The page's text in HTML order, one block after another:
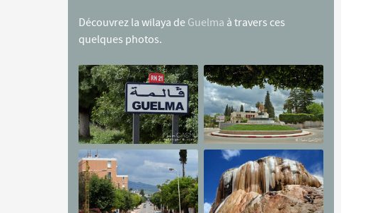
Découvrez la wilaya de Guelma à travers ces
quelques photos.